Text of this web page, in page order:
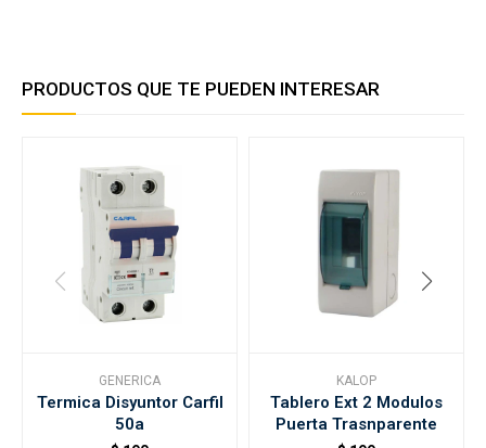
PRODUCTOS QUE TE PUEDEN INTERESAR
GENERICA
Termica Disyuntor Carfil
50a
KALOP
Tablero Ext 2 Modulos
Puerta Trasnparente